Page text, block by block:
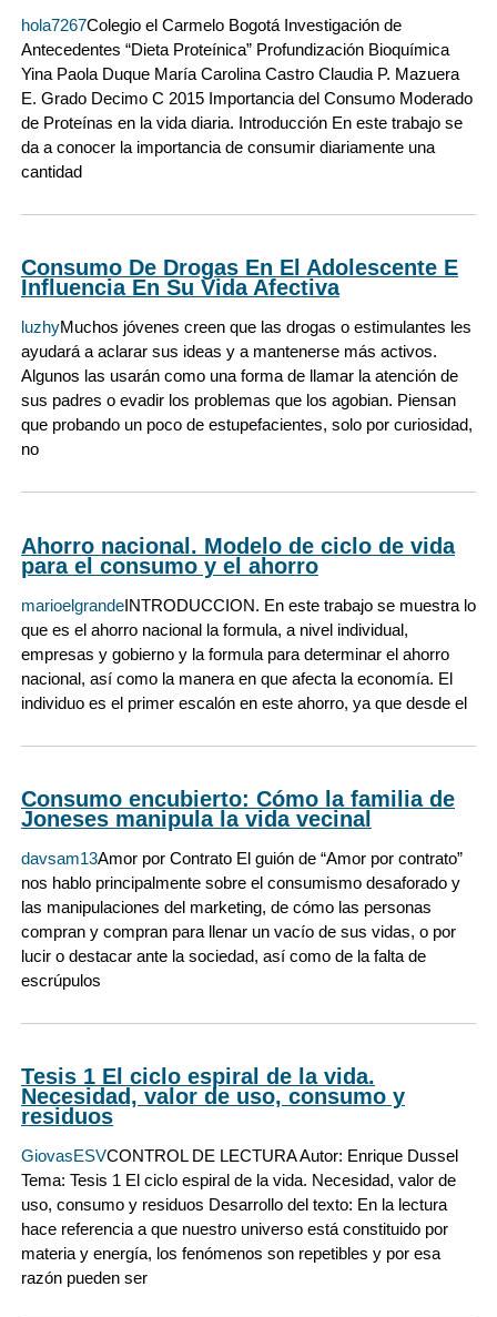
hola7267Colegio el Carmelo Bogotá Investigación de
Antecedentes “Dieta Proteínica” Profundización Bioquímica
Yina Paola Duque María Carolina Castro Claudia P. Mazuera
E. Grado Decimo C 2015 Importancia del Consumo Moderado
de Proteínas en la vida diaria. Introducción En este trabajo se
da a conocer la importancia de consumir diariamente una
cantidad
Consumo De Drogas En El Adolescente E
Influencia En Su Vida Afectiva
luzhyMuchos jóvenes creen que las drogas o estimulantes les
ayudará a aclarar sus ideas y a mantenerse más activos.
Algunos las usarán como una forma de llamar la atención de
sus padres o evadir los problemas que los agobian. Piensan
que probando un poco de estupefacientes, solo por curiosidad,
no
Ahorro nacional. Modelo de ciclo de vida
para el consumo y el ahorro
marioelgrandeINTRODUCCION. En este trabajo se muestra lo
que es el ahorro nacional la formula, a nivel individual,
empresas y gobierno y la formula para determinar el ahorro
nacional, así como la manera en que afecta la economía. El
individuo es el primer escalón en este ahorro, ya que desde el
Consumo encubierto: Cómo la familia de
Joneses manipula la vida vecinal
davsam13Amor por Contrato El guión de “Amor por contrato”
nos hablo principalmente sobre el consumismo desaforado y
las manipulaciones del marketing, de cómo las personas
compran y compran para llenar un vacío de sus vidas, o por
lucir o destacar ante la sociedad, así como de la falta de
escrúpulos
Tesis 1 El ciclo espiral de la vida.
Necesidad, valor de uso, consumo y
residuos
GiovasESVCONTROL DE LECTURA Autor: Enrique Dussel
Tema: Tesis 1 El ciclo espiral de la vida. Necesidad, valor de
uso, consumo y residuos Desarrollo del texto: En la lectura
hace referencia a que nuestro universo está constituido por
materia y energía, los fenómenos son repetibles y por esa
razón pueden ser